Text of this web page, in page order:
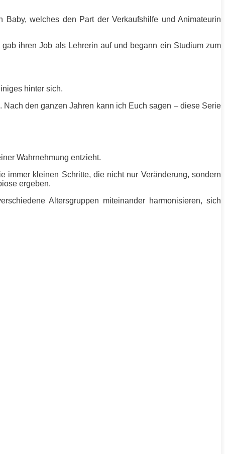
Baby, welches den Part der Verkaufshilfe und Animateurin
ihren Job als Lehrerin auf und begann ein Studium zum
hinter sich.
den ganzen Jahren kann ich Euch sagen – diese Serie
Wahrnehmung entzieht.
immer kleinen Schritte, die nicht nur Veränderung, sondern
ergeben.
Altersgruppen miteinander harmonisieren, sich